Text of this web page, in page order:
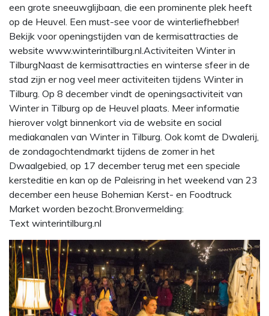
een grote sneeuwglijbaan, die een prominente plek heeft
op de Heuvel. Een must-see voor de winterliefhebber!
Bekijk voor openingstijden van de kermisattracties de
website www.winterintilburg.nl.Activiteiten Winter in
TilburgNaast de kermisattracties en winterse sfeer in de
stad zijn er nog veel meer activiteiten tijdens Winter in
Tilburg. Op 8 december vindt de openingsactiviteit van
Winter in Tilburg op de Heuvel plaats. Meer informatie
hierover volgt binnenkort via de website en social
mediakanalen van Winter in Tilburg. Ook komt de Dwalerij,
de zondagochtendmarkt tijdens de zomer in het
Dwaalgebied, op 17 december terug met een speciale
kersteditie en kan op de Paleisring in het weekend van 23
december een heuse Bohemian Kerst- en Foodtruck
Market worden bezocht.Bronvermelding:
Text winterintilburg.nl